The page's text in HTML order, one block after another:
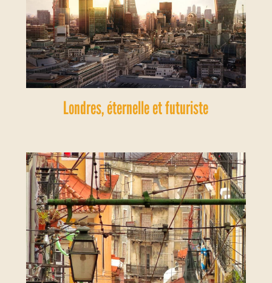
Londres, éternelle et futuriste